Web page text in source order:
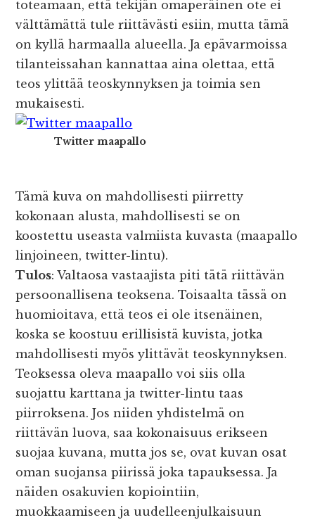
toteamaan, että tekijän omaperäinen ote ei
välttämättä tule riittävästi esiin, mutta tämä
on kyllä harmaalla alueella. Ja epävarmoissa
tilanteissahan kannattaa aina olettaa, että
teos ylittää teoskynnyksen ja toimia sen
mukaisesti.
Twitter maapallo
Tämä kuva on mahdollisesti piirretty
kokonaan alusta, mahdollisesti se on
koostettu useasta valmiista kuvasta (maapallo
linjoineen, twitter-lintu).
Tulos: Valtaosa vastaajista piti tätä riittävän
persoonallisena teoksena. Toisaalta tässä on
huomioitava, että teos ei ole itsenäinen,
koska se koostuu erillisistä kuvista, jotka
mahdollisesti myös ylittävät teoskynnyksen.
Teoksessa oleva maapallo voi siis olla
suojattu karttana ja twitter-lintu taas
piirroksena. Jos niiden yhdistelmä on
riittävän luova, saa kokonaisuus erikseen
suojaa kuvana, mutta jos se, ovat kuvan osat
oman suojansa piirissä joka tapauksessa. Ja
näiden osakuvien kopiointiin,
muokkaamiseen ja uudelleenjulkaisuun